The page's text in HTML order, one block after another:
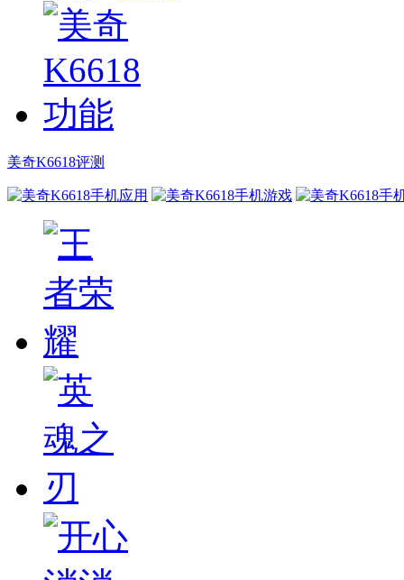
美奇K6618评测